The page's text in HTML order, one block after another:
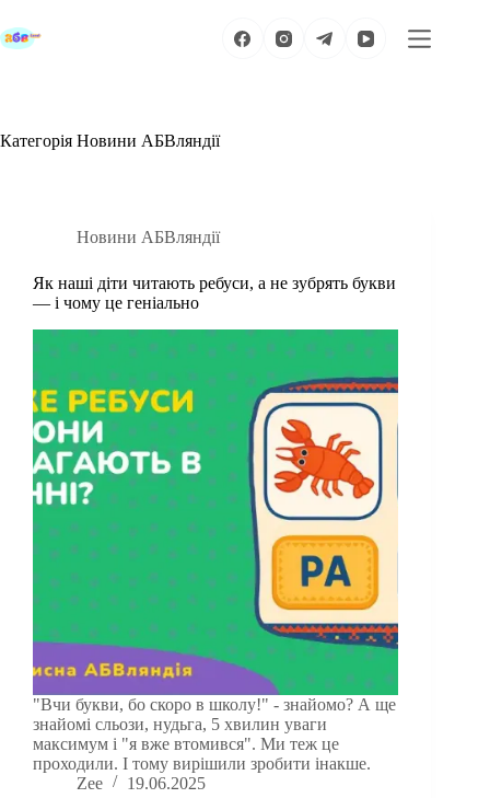
до
вмісту
Категорія Новини АБВляндії
Новини АБВляндії
Як наші діти читають ребуси, а не зубрять букви
— і чому це геніально
"Вчи букви, бо скоро в школу!" - знайомо? А ще
знайомі сльози, нудьга, 5 хвилин уваги
максимум і "я вже втомився". Ми теж це
проходили. І тому вирішили зробити інакше.
Zee
19.06.2025